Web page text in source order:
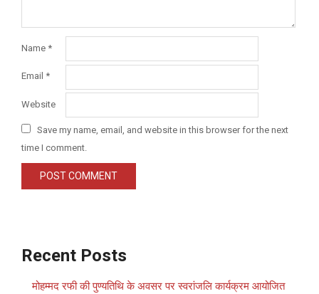
Name *
Email *
Website
Save my name, email, and website in this browser for the next
time I comment.
Recent Posts
मोहम्मद रफी की पुण्यतिथि के अवसर पर स्वरांजलि कार्यक्रम आयोजित